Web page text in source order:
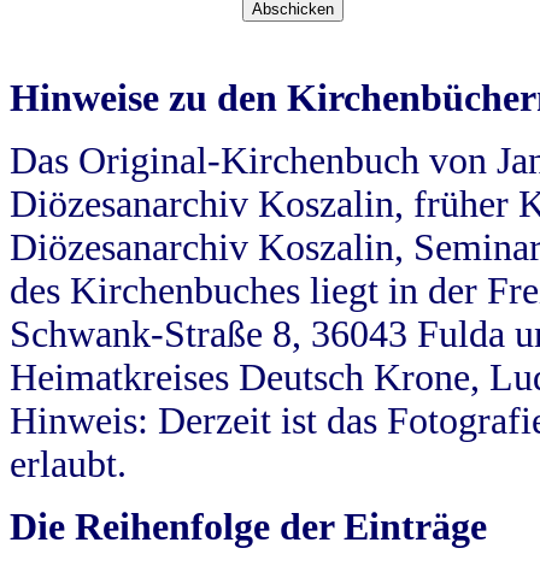
Hinweise zu den
Das Original-Kirchenbuch von
Diözesanarchiv Koszalin, früher
Diözesanarchiv Koszalin,
des Kirchenbuches liegt in der
Schwank-Straße 8, 36043 Fulda
Heimatkreises Deutsch Krone,
Hinweis: Derzeit ist das
erlaubt.
Die Reihenfolge der Einträge